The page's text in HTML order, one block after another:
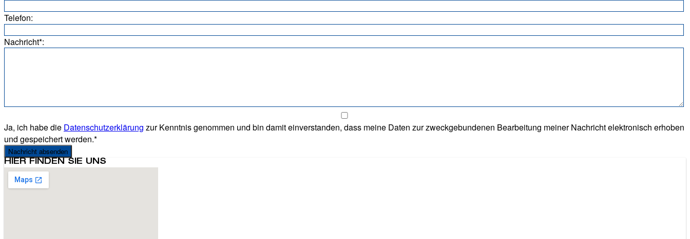
Telefon:
Nachricht*:
Ja, ich habe die Datenschutzerklärung zur Kenntnis genommen und bin damit einverstanden, dass meine Daten zur zweckgebundenen Bearbeitung meiner Nachricht elektronisch erhoben
und gespeichert werden.*
Nachricht absenden
HIER FINDEN SIE UNS